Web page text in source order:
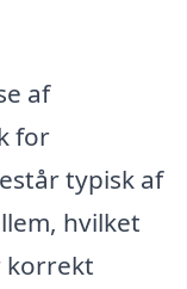
af
for
typisk af
hvilket
korrekt